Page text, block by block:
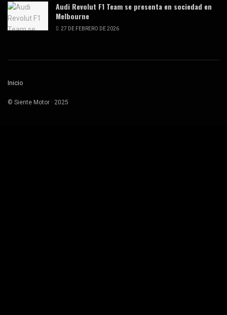
Audi Revolut F1 Team se presenta en sociedad en
Melbourne
27 DE FEBRERO DE 2026
Inicio
© Siente Motor · 2025